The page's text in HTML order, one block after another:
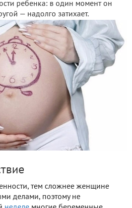
ребенка: в один момент он
— надолго затихает.
тем сложнее женщине
делами, поэтому не